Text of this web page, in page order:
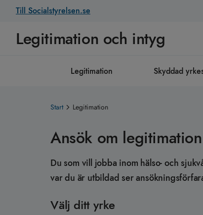
Till Socialstyrelsen.se
Legitimation och intyg
Legitimation Skyddad
Start Legitimation
Ansök om legitimation
Du som vill jobba inom hälso- och
var du är utbildad ser
Välj ditt yrke